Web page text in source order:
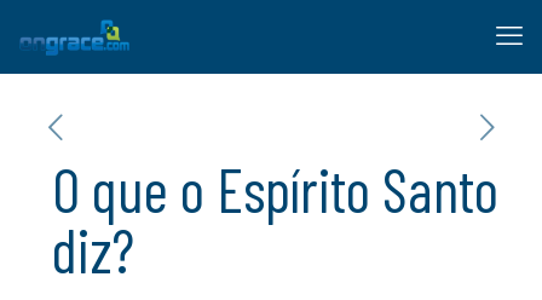
O que o Espírito Santo
diz?